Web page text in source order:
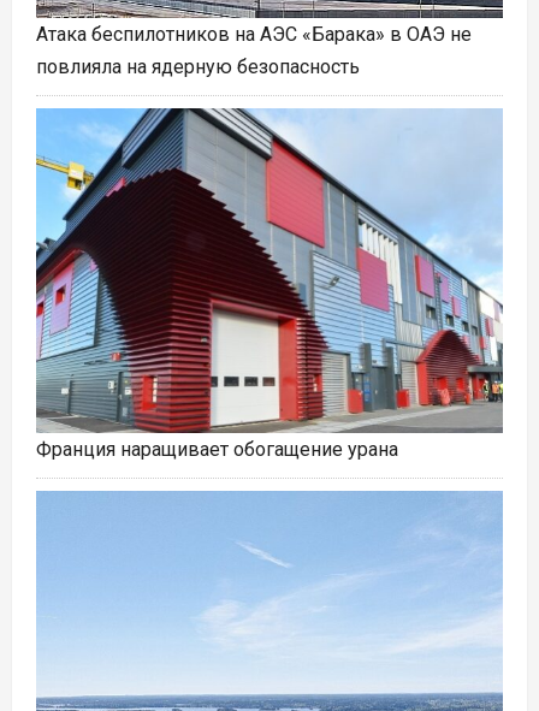
Атака беспилотников на АЭС «Барака» в ОАЭ не
повлияла на ядерную безопасность
Франция наращивает обогащение урана